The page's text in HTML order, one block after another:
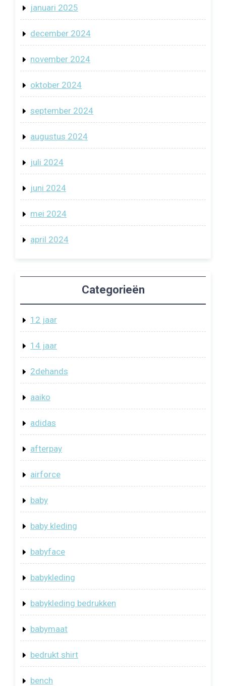
januari 2025
december 2024
november 2024
oktober 2024
september 2024
augustus 2024
juli 2024
juni 2024
mei 2024
april 2024
Categorieën
12 jaar
14 jaar
2dehands
aaiko
adidas
afterpay
airforce
baby
baby kleding
babyface
babykleding
babykleding bedrukken
babymaat
bedrukt shirt
bench